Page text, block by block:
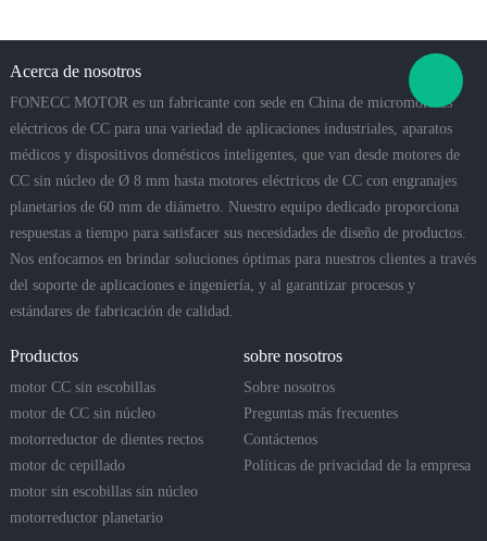
Acerca de nosotros
FONECC MOTOR es un fabricante con sede en China de micromotores
eléctricos de CC para una variedad de aplicaciones industriales, aparatos
médicos y dispositivos domésticos inteligentes, que van desde motores de
CC sin núcleo de Ø 8 mm hasta motores eléctricos de CC con engranajes
planetarios de 60 mm de diámetro. Nuestro equipo dedicado proporciona
respuestas a tiempo para satisfacer sus necesidades de diseño de productos.
Nos enfocamos en brindar soluciones óptimas para nuestros clientes a través
del soporte de aplicaciones e ingeniería, y al garantizar procesos y
estándares de fabricación de calidad.
Productos
motor CC sin escobillas
motor de CC sin núcleo
motorreductor de dientes rectos
motor dc cepillado
motor sin escobillas sin núcleo
motorreductor planetario
sobre nosotros
Sobre nosotros
Preguntas más frecuentes
Contáctenos
Políticas de privacidad de la empresa